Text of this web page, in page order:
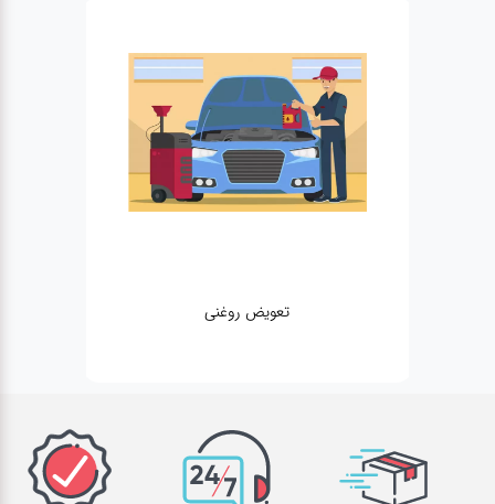
تعویض روغنی